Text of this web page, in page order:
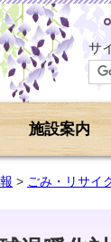
サ
施設案内
> ごみ・リサイ